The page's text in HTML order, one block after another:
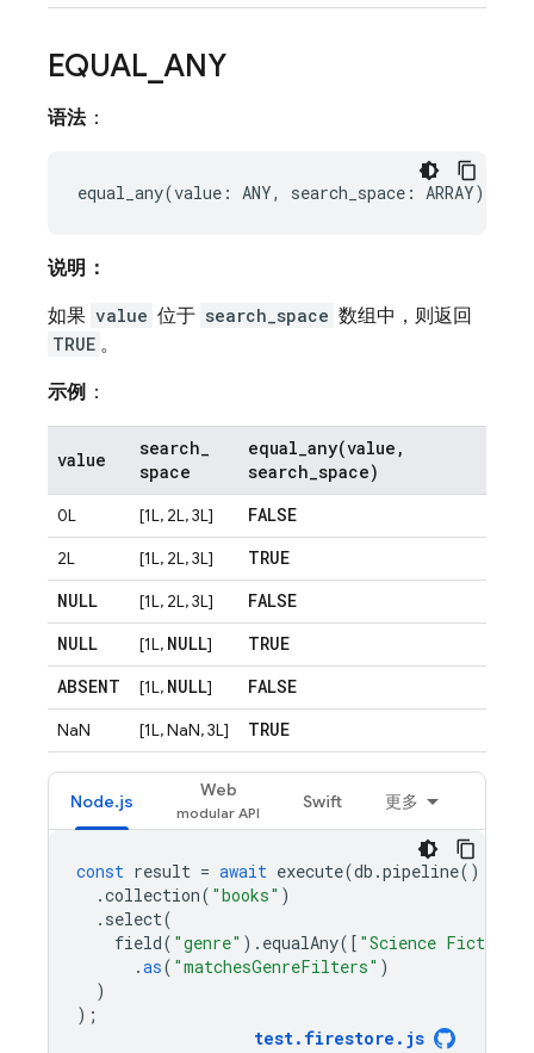
EQUAL ANY
语法：
说明：
如果 value 位于 search_space 数组中，则返回
TRUE 。
示例 ：
value
search_
space
equal_any(value ,
search_space)
0L [1L, 2L, 3L] FALSE
2L [1L, 2L, 3L]
TRUE
NULL
[1L, 2L, 3L]
FALSE
NULL
[1L, NULL]
TRUE
ABSENT
[1L, NULL] FALSE
NaN [1L, NaN, 3L] TRUE
Node.js
Web
Swift 更多
const result = await execute(db .pipeline()
.collection( "books" )
. select(
field( "genre" ). equalAny([ "Science Fiction"
.as( "matchesGenreFilters" )
)
);
test. firestore . js